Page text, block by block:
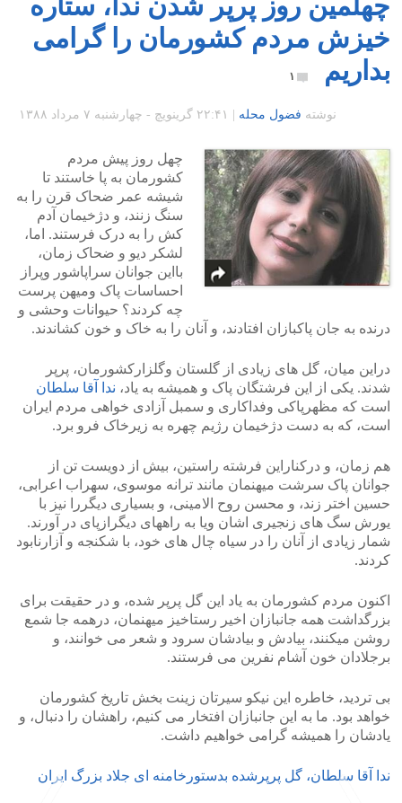
خیزش مردم کشورمان را گرامی
بداریم
۱
نوشته فضول محله ۲۲:۴۱ گرينويچ - چهارشنبه ۷ مرداد ۱۳۸۸
چهل روز پیش مردم
کشورمان به پا خاستند تا
شیشه عمر ضحاک قرن را به
سنگ زنند، و دژخیمان آدم
کش را به درک فرستند. اما،
لشکر دیو و ضحاک زمان،
بااین جوانان سراپاشور وپراز
احساسات پاک ومیهن پرست
چه کردند؟ حیوانات وحشی و
درنده به جان پاکبازان افتادند، و آنان را به خاک و خون کشاندند.
دراین میان، گل های زیادی از گلستان وگلزارکشورمان، پرپر
شدند. یکی از این فرشتگان پاک و همیشه به یاد، ندا آقا سلطان
است که مظهرپاکی وفداکاری و سمبل آزادی خواهی مردم ایران
است، که به دست دژخیمان رژیم چهره به زیرخاک فرو برد.
هم زمان، و درکناراین فرشته راستین، بیش از دویست تن از
جوانان پاک سرشت میهنمان مانند ترانه موسوی، سهراب اعرابی،
حسین اختر زند، و محسن روح الامینی، و بسیاری دیگررا نیز با
یورش سگ های زنجیری اشان ویا به راههای دیگرازپای در آورند.
شمار زیادی از آنان را در سیاه چال های خود، با شکنجه و آزارنابود
کردند.
اکنون مردم کشورمان به یاد این گل پرپر شده، و در حقیقت برای
بزرگداشت همه جانبازان اخیر رستاخیز میهنمان، درهمه جا شمع
روشن میکنند، بیادش و بیادشان سرود و شعر می خوانند، و
برجلادان خون آشام نفرین می فرستند.
بی تردید، خاطره این نیکو سیرتان زینت بخش تاریخ کشورمان
خواهد بود. ما به این جانبازان افتخار می کنیم، راهشان را دنبال، و
یادشان را همیشه گرامی خواهیم داشت.
ندا آقا سلطان، گل پرپرشده بدستورخامنه ای جلاد بزرگ ایران